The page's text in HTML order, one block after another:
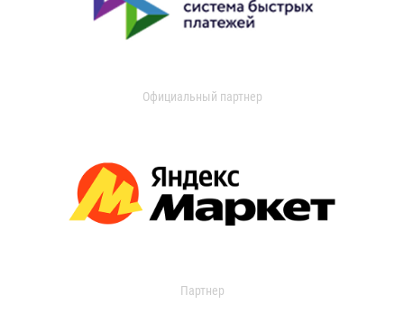
Официальный партнер
Партнер